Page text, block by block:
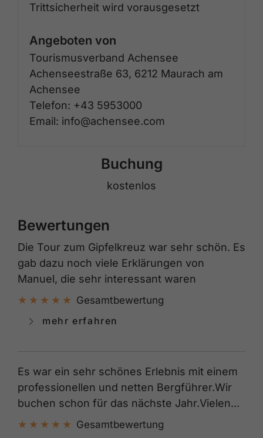
Trittsicherheit wird vorausgesetzt
Angeboten von
Tourismusverband Achensee
Achenseestraße 63, 6212 Maurach am
Achensee
Telefon: +43 5953000
Email: info@achensee.com
Buchung
kostenlos
Bewertungen
Die Tour zum Gipfelkreuz war sehr schön. Es
gab dazu noch viele Erklärungen von
Manuel, die sehr interessant waren
Gesamtbewertung
mehr erfahren
Es war ein sehr schönes Erlebnis mit einem
professionellen und netten Bergführer.Wir
buchen schon für das nächste Jahr.Vielen...
Gesamtbewertung